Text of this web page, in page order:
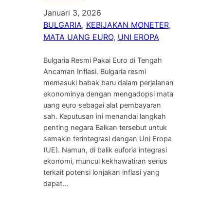
Januari 3, 2026
BULGARIA, KEBIJAKAN MONETER
MATA UANG EURO, UNI EROPA
Bulgaria Resmi Pakai Euro di Tengah
Ancaman Inflasi. Bulgaria resmi
memasuki babak baru dalam perjalanan
ekonominya dengan mengadopsi mata
uang euro sebagai alat pembayaran
sah. Keputusan ini menandai langkah
penting negara Balkan tersebut untuk
semakin terintegrasi dengan Uni Eropa
(UE). Namun, di balik euforia integrasi
ekonomi, muncul kekhawatiran serius
terkait potensi lonjakan inflasi yang
dapat…